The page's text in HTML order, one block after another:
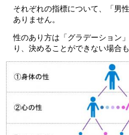
それぞれの指標について、「男
ありません。
性のあり方は「グラデーション
り、決めることができない場合も